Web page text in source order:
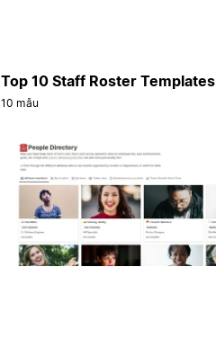
Top 10 Staff Roster Templates
10 mẫu